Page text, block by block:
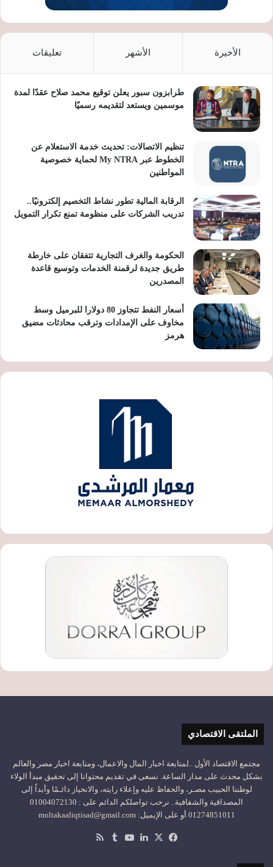
الأخيرة الأشهر تعليقات
طرابزون سبور يعلن توقيع محمد صلاح عقدًا لمدة
موسمين ويستعد لتقديمه رسميًا
تنظيم الاتصالات: تحديث خدمة الاستعلام عن
الخطوط عبر My NTRA لحماية خصوصية
المواطنين
الرقابة المالية تطور نشاط التخصيم إلكترونيًا..
تدريب الشركات على منظومة تمنع تكرار التمويل
الحكومة والغرف التجارية تتفقان على خارطة
طريق جديدة لرقمنة الخدمات وتوسيع قاعدة
المصدرين
أسعار النفط تتجاوز 80 دولارا للبرميل وسط
مخاوف على الإمدادات وترقب محادثات مضيق
هرمز
الملتقى الاقتصادي
مجتمع الاقتصاد الأول ..لمتابعة اخبار المال والاعمال، ومتابعة اخبار مصر والعالم
بشكل محدث على مدار الساعة. نسعى في تقديم محتوانا إلى تحقيق مبدأ الولاء
لوطننا الحبيب مصـر، والحفاظ عليه وإعلاء رايته، والانحياز دائـمًا وأبداً إلى
المصداقية والشفافية.. نرحب تواصلكم الدائم على : 01004072130
01274851011 أو على الإيميل: moltakaaliqtisad@gmail.com
فيسبوك
‫X لينكدإن‫YouTube